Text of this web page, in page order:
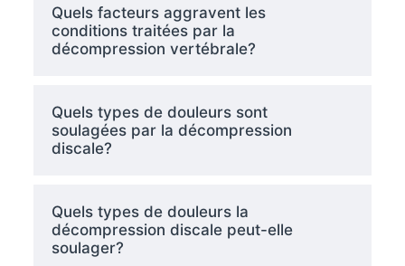
Quels facteurs aggravent les
conditions traitées par la
décompression vertébrale?
Quels types de douleurs sont
soulagées par la décompression
discale?
Quels types de douleurs la
décompression discale peut-elle
soulager?